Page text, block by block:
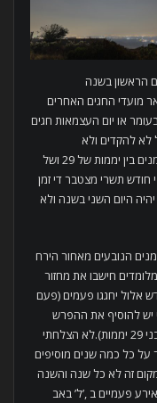
הראשון בשנה
מועדי החגים האחרים
או יום העצמאות חגים
להקדים ולא
לאחר,לעומת זאת,בשל פערי הזמנים בין יממות של 29 ושל
חודש תשרי מצטבר די זמן
היום השני בשנה ולא
הנובעים מאחור הירח
עם מלומדים חישבו את מחזור
אלול יחגגו פעמים (פעם
יש להוסיף את ההפרש
שנובע מתוספות הזמן בחודשים בני 29 יממות).לא הצלחתי
על כל כמה שנים מוסיפים
זה לא כל שנה והשנה
פעמיים ב ,’ל’ באב